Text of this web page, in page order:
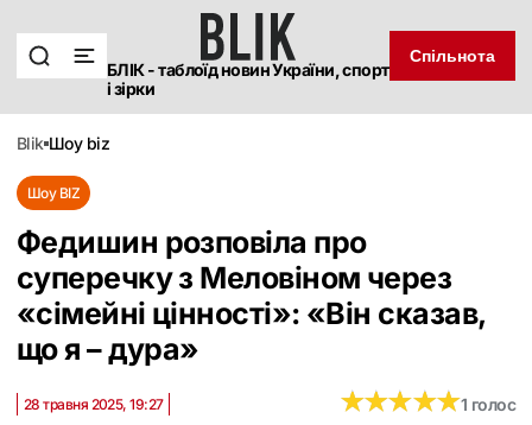
БЛІК - таблоїд новин України, спорт
і зірки
Спільнота
blik шоу biz
Шоу BIZ
Федишин розповіла про
суперечку з Меловіном через
«сімейні цінності»: «Він сказав,
що я – дура»
28 травня 2025, 19:27 ★★★★★
★★★★★1 голос